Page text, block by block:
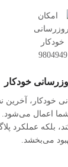
خودکار
خودکار،
اعمال می‌شود.
عملکرد
می‌بخشد.